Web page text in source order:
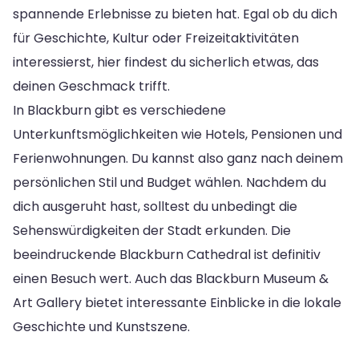
spannende Erlebnisse zu bieten hat. Egal ob du dich
für Geschichte, Kultur oder Freizeitaktivitäten
interessierst, hier findest du sicherlich etwas, das
deinen Geschmack trifft.
In Blackburn gibt es verschiedene
Unterkunftsmöglichkeiten wie Hotels, Pensionen und
Ferienwohnungen. Du kannst also ganz nach deinem
persönlichen Stil und Budget wählen. Nachdem du
dich ausgeruht hast, solltest du unbedingt die
Sehenswürdigkeiten der Stadt erkunden. Die
beeindruckende Blackburn Cathedral ist definitiv
einen Besuch wert. Auch das Blackburn Museum &
Art Gallery bietet interessante Einblicke in die lokale
Geschichte und Kunstszene.